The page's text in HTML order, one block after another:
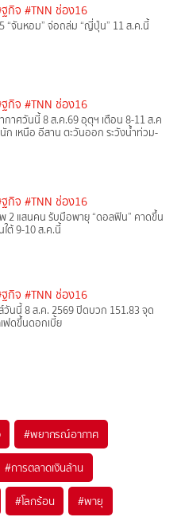
กิจ #TNN ช่อง16
“จันหอม” จ่อถล่ม “ญี่ปุ่น” 11 ส.ค.นี้
กิจ #TNN ช่อง16
าศวันนี้ 8 ส.ค.69 อุตุฯ เตือน 8-11 ส.ค
ก เหนือ อีสาน ตะวันออก ระวังน้ำท่วม-
กิจ #TNN ช่อง16
แสนคน รับมือพายุ “ดอลฟิน” คาดขึ้น
ต้ 9-10 ส.ค.นี้
กิจ #TNN ช่อง16
วันนี้ 8 ส.ค. 2569 ปิดบวก 151.83 จุด
ฟดขึ้นดอกเบี้ย
#พยากรณ์อากาศ
#การตลาดเงินล้าน
#โลกร้อน #พายุ